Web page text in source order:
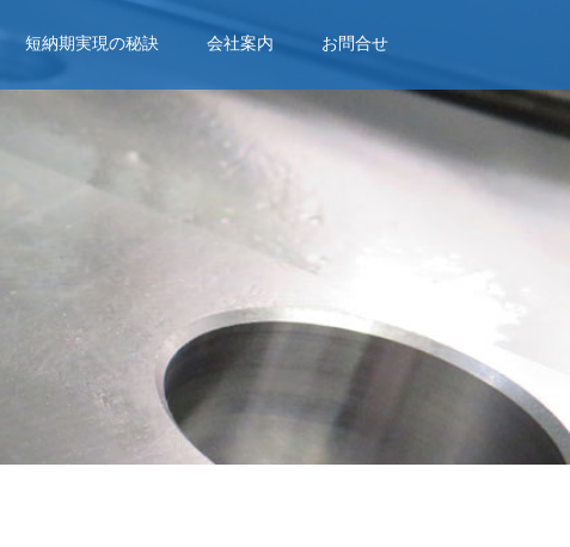
短納期実現の秘訣 会社案内 お問合せ